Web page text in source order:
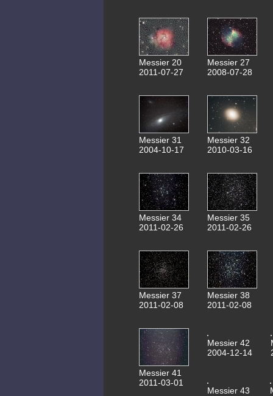
Messier 20
2011-07-27
Messier 27
2008-07-28
Messier 31
2004-10-17
Messier 32
2010-03-16
Messier 34
2011-02-26
Messier 35
2011-02-26
Messier 37
2011-02-08
Messier 38
2011-02-08
Messier 41
2011-03-01
Messier 42
2004-12-14
Messier 43